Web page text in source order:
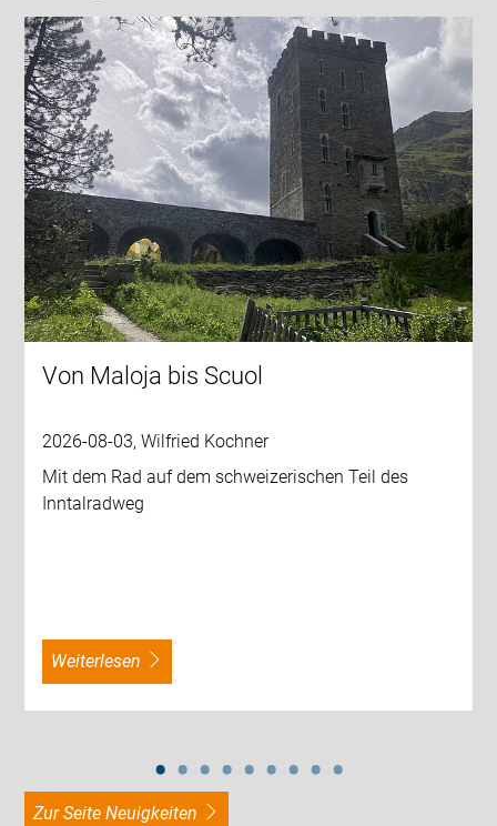
Von Maloja bis Scuol
2026-08-03, Wilfried Kochner
Mit dem Rad auf dem schweizerischen Teil des
Inntalradweg
weiterlesen
zur Seite Neuigkeiten